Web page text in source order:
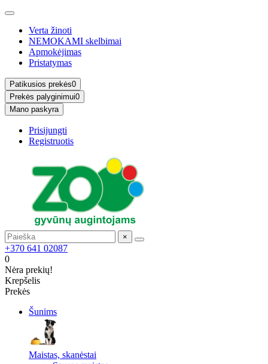
Verta žinoti
NEMOKAMI skelbimai
Apmokėjimas
Pristatymas
Patikusios prekės0
Prekės palyginimui0
Mano paskyra
Prisijungti
Registruotis
×
+370 641 02087
0
Nėra prekių!
Krepšelis
Prekės
Šunims
Maistas, skanėstai